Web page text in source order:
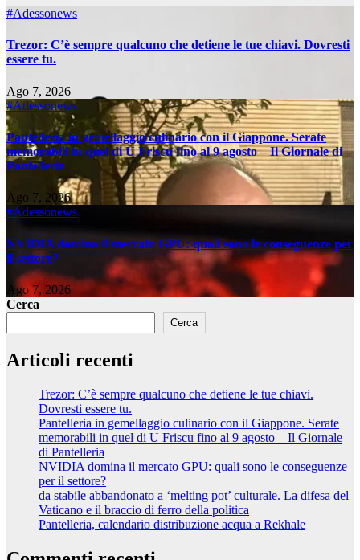
#Adessonews
Trezor: C’è sempre qualcuno che detiene le tue chiavi. Dovresti
essere tu.
Ago 7, 2026
#Adessonews
Pantelleria in gemellaggio culinario con il Giappone. Serate
memorabili in quel di U Friscu fino al 9 agosto – Il Giornale di
Pantelleria
Ago 7, 2026
#Adessonews
NVIDIA domina il mercato GPU: quali sono le conseguenze per
il settore?
Ago 7, 2026
Cerca
Cerca
Articoli recenti
Trezor: C’è sempre qualcuno che detiene le tue chiavi.
Dovresti essere tu.
Pantelleria in gemellaggio culinario con il Giappone. Serate
memorabili in quel di U Friscu fino al 9 agosto – Il Giornale
di Pantelleria
NVIDIA domina il mercato GPU: quali sono le conseguenze
per il settore?
da stabile abbandonato a ‘melting pot’ culturale. La difesa del
Vaticano e il braccio di ferro della politica
Pantelleria, calendario distribuzione acqua a Rekhale